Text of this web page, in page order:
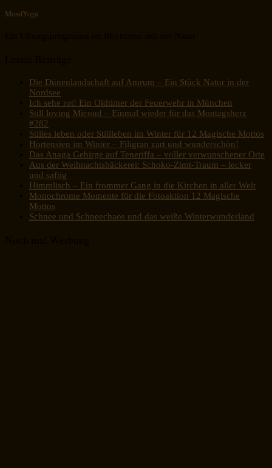
MondYoga
Die Dünenlandschaft auf Amrum – Ein Stück Natur in der
Nordsee
Ich sehe rot! Ein Oldtimer der Feuerwehr in München
Still loving Micoud – Einmal wieder für das Montagsherz
#282
Stilles leben oder Stillleben im Winter für 12 Magische Mottos
Hortensien im Winter – Filigran zart und wunderschön!
Das Anaga Gebirge auf Teneriffa – voller verwunschener Orte
Aus der Weihnachtsbäckerei: Schoko-Zimt-Traum – lecker
und saftig
Himmlisch – Ein frommer Gang in die Kirchen in aller Welt
Monochrome Momente für die Fotoaktion 12 Magische
Mottos
Schnee und Schneechaos und das weiße Winterwunderland